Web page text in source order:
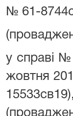
№ 61-
у справі
жовтня